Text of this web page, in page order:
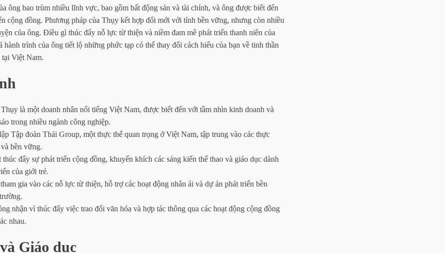
ông bao trùm nhiều lĩnh vực, bao gồm bất động sản và tài chính, và ông được biết đến
cộng đồng. Phương pháp của Thụy kết hợp đổi mới với tính bền vững, nhưng còn nhiều
của ông. Điều gì thúc đẩy nỗ lực từ thiện và niềm đam mê phát triển thanh niên của
hành trình của ông tiết lộ những phức tạp có thể thay đổi cách hiểu của bạn về tinh thần
Việt Nam.
là một doanh nhân nổi tiếng Việt Nam, được biết đến với tầm nhìn kinh doanh và
trong nhiều ngành công nghiệp.
Tập đoàn Thái Group, một thực thể quan trọng ở Việt Nam, tập trung vào các thực
bền vững.
đẩy sự phát triển cộng đồng, khuyến khích các sáng kiến thể thao và giáo dục dành
của giới trẻ.
gia vào các nỗ lực từ thiện, hỗ trợ các hoạt động nhân ái và dự án phát triển bền
nhận vì thúc đẩy việc trao đổi văn hóa và hợp tác thông qua các hoạt động cộng đồng
nhau.
Giáo dục